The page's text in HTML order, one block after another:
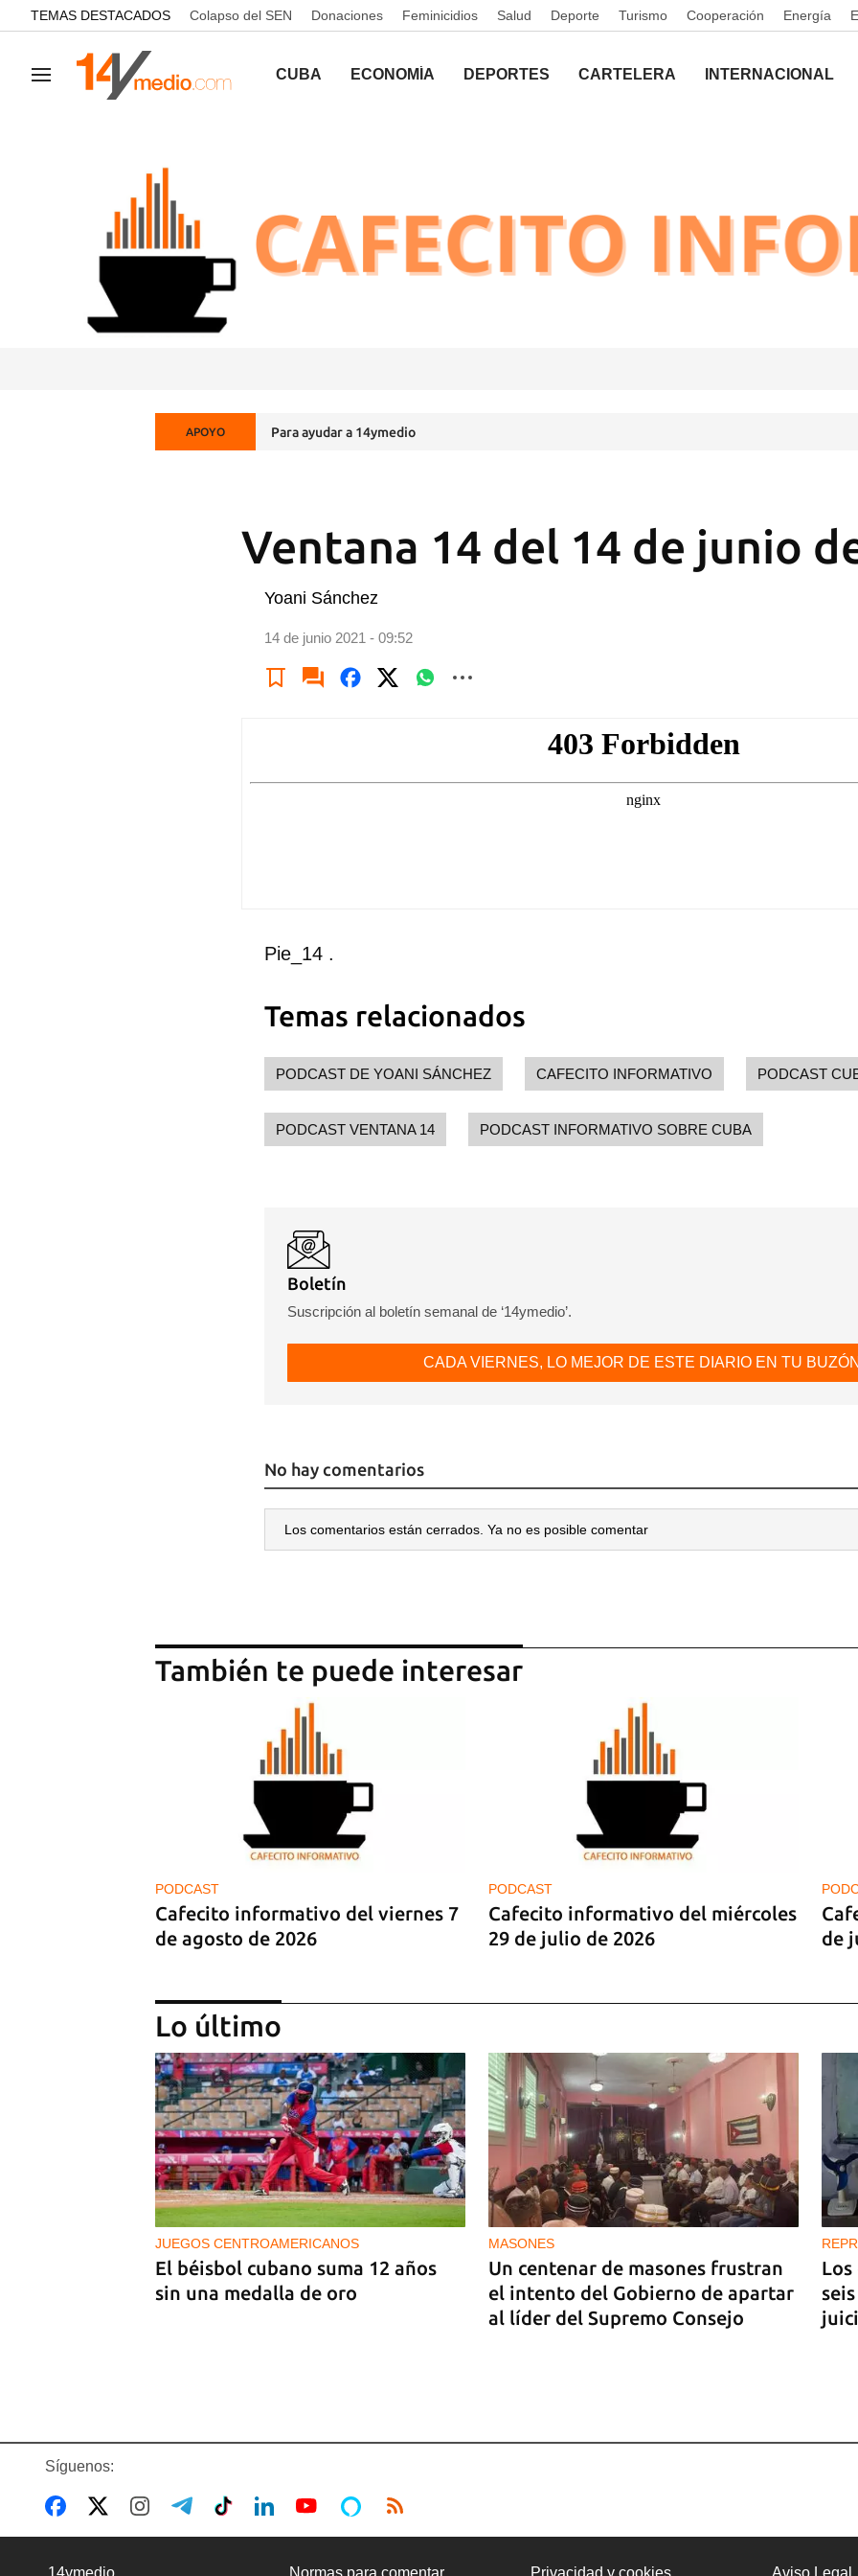
common.go-to-content
TEMAS DESTACADOS Colapso del SEN Donaciones Feminicidios Salud Deporte Turismo Cooperación Energía
Navegación CUBA ECONOMÍA DEPORTES CARTELERA INTERNACIONAL
APOYO Para ayudar a 14ymedio
Ventana 14 del 14 de junio
Yoani Sánchez
14 de junio 2021 - 09:52
cuenta de 14ymedio.
Pie_14 .
Temas relacionados
PODCAST DE YOANI SÁNCHEZ CAFECITO INFORMATIVO PODCAST
PODCAST VENTANA 14 PODCAST INFORMATIVO SOBRE CUBA
Boletín
Suscripción al boletín semanal de ‘14ymedio’.
CADA VIERNES, LO MEJOR DE ESTE DIARIO EN TU
No hay comentarios
Los comentarios están cerrados. Ya no es posible comentar
También te puede interesar
PODCAST
Cafecito informativo del viernes 7
de agosto de 2026
PODCAST
Cafecito informativo del miércoles
29 de julio de 2026
de
PODCAST
Cafecito informativo del lunes 27
de julio de 2026
Lo último
JUEGOS CENTROAMERICANOS
El béisbol cubano suma 12 años
sin una medalla de oro
MASONES
Un centenar de masones frustran
el intento del Gobierno de apartar
al líder del Supremo Consejo
Síguenos:
14ymedio Normas para comentar Privacidad y cookies Aviso Legal